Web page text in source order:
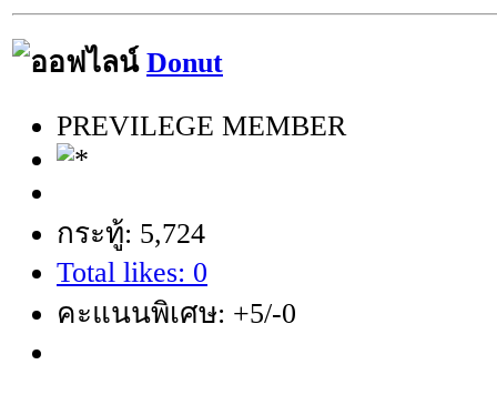
Donut
PREVILEGE MEMBER
กระทู้: 5,724
Total likes: 0
คะแนนพิเศษ: +5/-0